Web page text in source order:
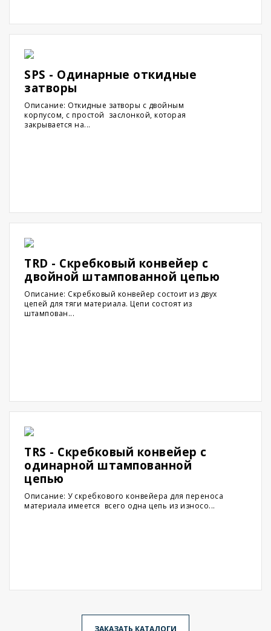
SPS - Одинарные откидные
затворы
Описание: Откидные затворы с двойным
корпусом, с простой заслонкой, которая
закрывается на...
TRD - Скребковый конвейер с
двойной штампованной цепью
Описание: Скребковый конвейер состоит из двух
цепей для тяги материала. Цепи состоят из
штампован...
TRS - Скребковый конвейер с
одинарной штампованной
цепью
Описание: У скребкового конвейера для переноса
материала имеется всего одна цепь из износо...
ЗАКАЗАТЬ КАТАЛОГИ